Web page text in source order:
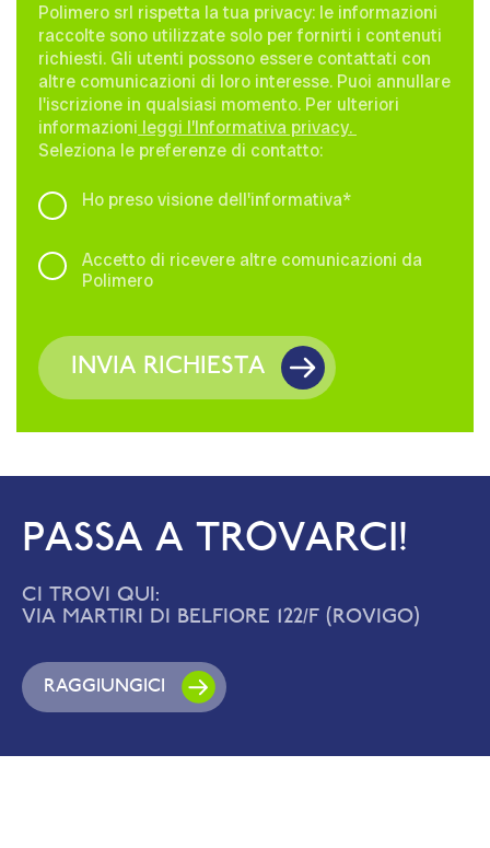
Polimero srl rispetta la tua privacy: le informazioni
raccolte sono utilizzate solo per fornirti i contenuti
richiesti. Gli utenti possono essere contattati con
altre comunicazioni di loro interesse. Puoi annullare
l'iscrizione in qualsiasi momento. Per ulteriori
informazioni leggi l’Informativa privacy.
Seleziona le preferenze di contatto:
Ho preso visione dell'informativa*
Accetto di ricevere altre comunicazioni da
Polimero
PASSA A TROVARCI!
CI TROVI QUI:
VIA MARTIRI DI BELFIORE 122/F (ROVIGO)
RAGGIUNGICI